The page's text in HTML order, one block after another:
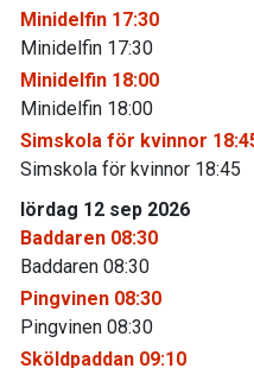
Minidelfin 17:30
Minidelfin 17:30
Minidelfin 18:00
Minidelfin 18:00
Simskola för kvinnor
Simskola för kvinnor 18:45
lördag 12 sep 2026
Baddaren 08:30
Baddaren 08:30
Pingvinen 08:30
Pingvinen 08:30
Sköldpaddan 09:10